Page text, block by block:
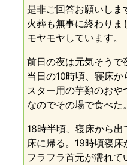
是非ご回答お願いしま
火葬も無事に終わり
モヤモヤしています。
前日の夜は元気そうで
当日の10時頃、寝床
スター用の芋類のお
なのでその場で食べた。
18時半頃、寝床から
床に帰る。19時頃寝
フラフラ首元が濡れて